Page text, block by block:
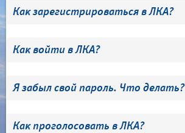
Как зарегистрироваться в ЛКА?
Как войти в ЛКА?
Я забыл свой пароль. Что делать?
Как проголосовать в ЛКА?